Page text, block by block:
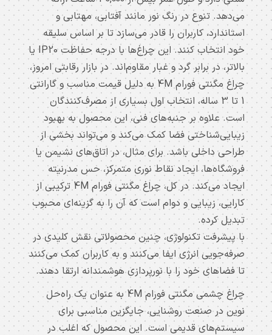
می‌دهد. تنوع در رنگ نور مانند آفتابی، مهتابی و
استاندارد، کاربران را قادر می‌سازد تا بر اساس سلیقه
خود انتخاب کنند. این چراغ‌ها با درجه حفاظت IP20 یا
بالاتر، در برابر گرد و غبار مقاوم‌اند. در بازار رقابتی امروز،
چراغ مگنتی فورام 4M به دلیل قیمت مناسب و گارانتی
1 تا 3 ساله، انتخاب اول بسیاری از مصرف‌کنندگان
است. علاوه بر جنبه‌های فنی، این محصول به بهبود
زیبایی‌شناختی فضا کمک می‌کند و می‌تواند بخشی از
طراحی داخلی باشد. برای مثال، در اتاق‌های نشیمن یا
فروشگاه‌ها، ایجاد نقاط نوری متمرکز، حس مدرنیته
ایجاد می‌کند. در کل، چراغ مگنتی فورام 4M ترکیبی از
کارایی، زیبایی و دوام است که آن را به گزینه‌ای محبوب
تبدیل کرده.
با پیشرفت تکنولوژی، چنین محصولاتی نقش کلیدی در
صرفه‌جویی انرژی ایفا می‌کنند و به کاربران کمک می‌کنند
تا فضاهای خود را با نورپردازی هوشمندانه ارتقا دهند.
چراغ چشمی مگنتی فورام 4M به عنوان یک راه‌حل
نوین در صنعت روشنایی، جایگزین مناسبی برای
سیستم‌های قدیمی است. این محصول که اغلب در
مگنتی
48
ولت
چراغ
ریلی
مگنتی
مگنتار
چراغ
چشمی
مگنتی
برش
ریلی
مگنتی
ریل